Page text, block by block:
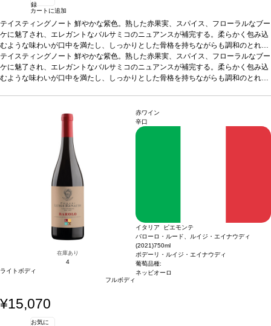
録
カートに追加
テイスティングノート 鮮やかな紫色。熟した赤果実、スパイス、フローラルなブー
ケに魅了され、エレガントなバルサミコのニュアンスが補完する。柔らかく包み込
むような味わいが口中を満たし、しっかりとした骨格を持ちながらも調和のとれた
タンニンと、時を経て素晴らしく展開する証しを感じ、長く愉しめる余韻が残る。
合う料理赤肉、ジビエ、熟成チーズなどと好相性葡萄品種サンジョヴェーゼ、カ
ベルネ・ソーヴィニヨン、シラー*本ヴィンテージが在庫切れの場合、在庫があり
テイスティングノート 鮮やかな紫色。熟した赤果実、スパイス、フローラルなブー
ケに魅了され、エレガントなバルサミコのニュアンスが補完する。柔らかく包み込
むような味わいが口中を満たし、しっかりとした骨格を持ちながらも調和のとれた
*本ヴィンテージが在庫切れの場合、在庫があり
価格が同様の場合は自動的に次のヴィンテージに変更されます、ご了承ください。
在庫あり
4
ライトボディ
フルボディ
赤ワイン
辛口
イタリア ピエモンテ
バローロ・ルード、ルイジ・エイナウディ
(2021)750ml
ポデーリ・ルイジ・エイナウディ
葡萄品種:
ネッビオーロ
¥15,070
お気に